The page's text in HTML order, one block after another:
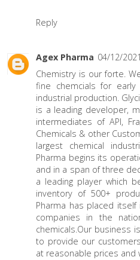
Reply
Agex Pharma 04/12/
Chemistry is our forte.
fine chemcials for early
industrial production.
is a leading developer,
intermediates of API,
Chemicals & other
largest chemical
Pharma begins its
and in a span of three
a leading player which
inventory of 500+
Pharma has placed
companies in the
chemicals.Our business
to provide our
at reasonable prices and